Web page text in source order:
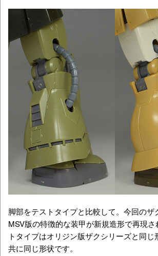
脚部をテストタイプと比較して。今回のザ
MSV版の特徴的な装甲が新規造形で再現
トタイプはオリジン版ザクシリーズと同じ
共に同じ形状です。